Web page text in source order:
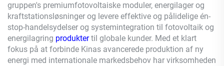
gruppen's premiumfotovoltaiske moduler, energilager og
kraftstationsløsninger og levere effektive og pålidelige én-
stop-handelsydelser og systemintegration til fotovoltaik og
energilagring produktertil globale kunder. Med et klart
fokus på at forbinde Kinas avancerede produktion af ny
energi med internationale markedsbehov har virksomheden